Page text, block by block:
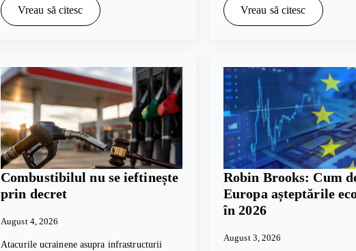
Vreau să citesc Vreau să citesc
Combustibilul nu se ieftinește
prin decret
August 4, 2026
Atacurile ucrainene asupra infrastructurii
Robin Brooks: Cum
Europa așteptările
în 2026
August 3, 2026